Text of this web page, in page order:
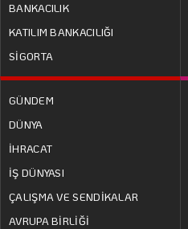
BANKACILIK
KATILIM BANKACILIĞI
SİGORTA
GÜNDEM
DÜNYA
İHRACAT
İŞ DÜNYASI
ÇALIŞMA VE SENDİKALAR
AVRUPA BİRLİĞİ